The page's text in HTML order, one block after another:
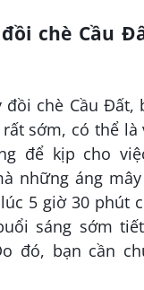
chè Cầu
đồi chè Cầu Đất,
sớm, có thể là
để kịp cho
những áng
5 giờ 30 phút
sáng sớm
đó, bạn cần